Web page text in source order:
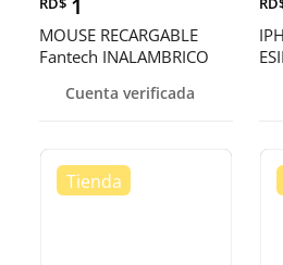
1
MOUSE RECARGABLE
Fantech INALAMBRICO
NEGRO/BLANCO
Cuenta verificada